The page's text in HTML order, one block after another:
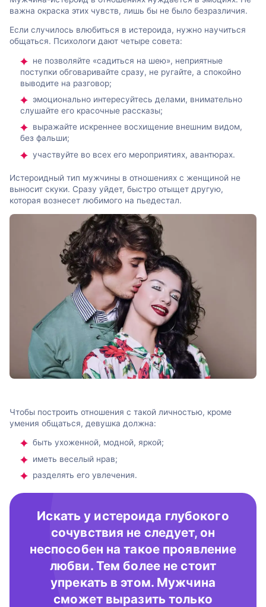
важна окраска этих чувств, лишь бы не было безразличия.
Если случилось влюбиться в истероида, нужно научиться
общаться. Психологи дают четыре совета:
не позволяйте «садиться на шею», неприятные
поступки обговаривайте сразу, не ругайте, а спокойно
выводите на разговор;
эмоционально интересуйтесь делами, внимательно
слушайте его красочные рассказы;
выражайте искреннее восхищение внешним видом,
без фальши;
участвуйте во всех его мероприятиях, авантюрах.
Истероидный тип мужчины в отношениях с женщиной не
выносит скуки. Сразу уйдет, быстро отыщет другую,
которая вознесет любимого на пьедестал.
Чтобы построить отношения с такой личностью, кроме
умения общаться, девушка должна:
быть ухоженной, модной, яркой;
иметь веселый нрав;
разделять его увлечения.
Искать у истероида глубокого
сочувствия не следует, он
неспособен на такое проявление
любви. Тем более не стоит
упрекать в этом. Мужчина
сможет выразить только